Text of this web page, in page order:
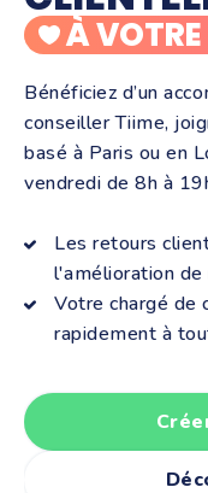
À VOTRE
Bénéficiez d’un
conseiller Tiime,
basé à Paris ou en
vendredi de 8h à
Les retours
l'amélioration
Votre chargé de
rapidement à